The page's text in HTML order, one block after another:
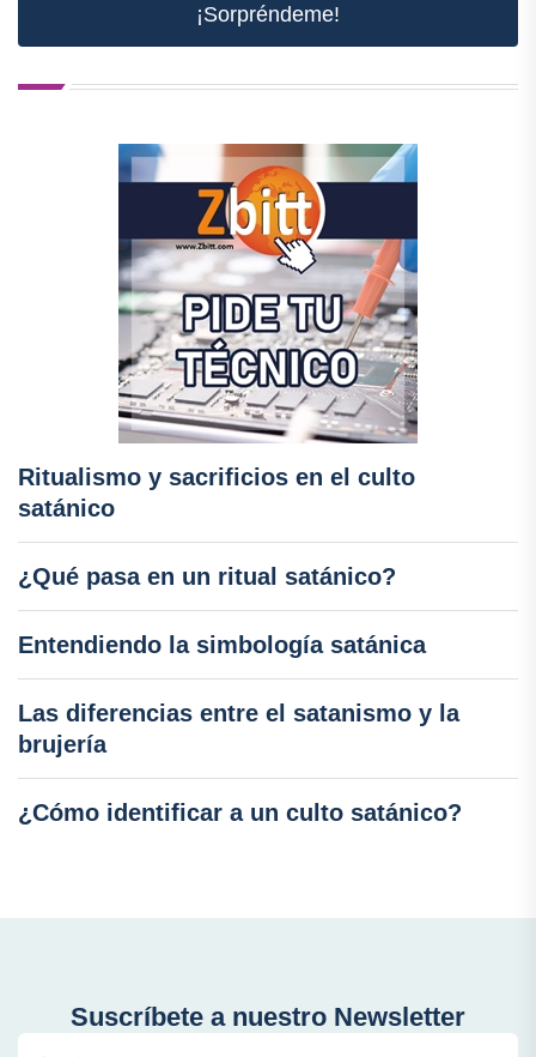
¡Sorpréndeme!
Ritualismo y sacrificios en el culto
satánico
¿Qué pasa en un ritual satánico?
Entendiendo la simbología satánica
Las diferencias entre el satanismo y la
brujería
¿Cómo identificar a un culto satánico?
Suscríbete a nuestro Newsletter